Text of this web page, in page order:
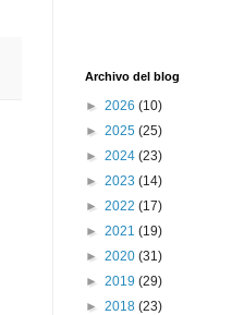
Archivo del blog
► 2026 (10)
► 2025 (25)
► 2024 (23)
► 2023 (14)
► 2022 (17)
► 2021 (19)
► 2020 (31)
► 2019 (29)
► 2018 (23)